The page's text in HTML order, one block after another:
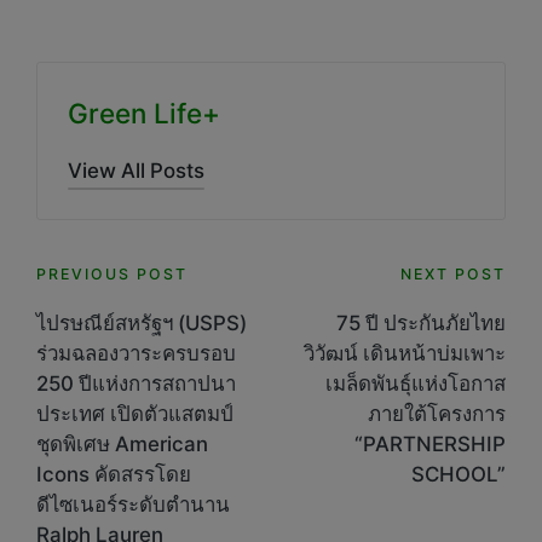
Green Life+
View All Posts
Post
navigation
PREVIOUS POST
ไปรษณีย์สหรัฐฯ (USPS)
ร่วมฉลองวาระครบรอบ
250 ปีแห่งการสถาปนา
ประเทศ เปิดตัวแสตมป์
ชุดพิเศษ American
Icons คัดสรรโดย
ดีไซเนอร์ระดับตำนาน
Ralph Lauren
NEXT POST
75 ปี ประกันภัยไทย
วิวัฒน์ เดินหน้าบ่มเพาะ
เมล็ดพันธุ์แห่งโอกาส
ภายใต้โครงการ
“PARTNERSHIP
SCHOOL”